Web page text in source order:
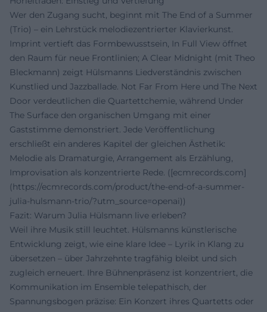
Wer den Zugang sucht, beginnt mit The End of a Summer
(Trio) – ein Lehrstück melodiezentrierter Klavierkunst.
Imprint vertieft das Formbewusstsein, In Full View öffnet
den Raum für neue Frontlinien; A Clear Midnight (mit Theo
Bleckmann) zeigt Hülsmanns Liedverständnis zwischen
Kunstlied und Jazzballade. Not Far From Here und The Next
Door verdeutlichen die Quartettchemie, während Under
The Surface den organischen Umgang mit einer
Gaststimme demonstriert. Jede Veröffentlichung
erschließt ein anderes Kapitel der gleichen Ästhetik:
Melodie als Dramaturgie, Arrangement als Erzählung,
Improvisation als konzentrierte Rede. ([ecmrecords.com]
(https://ecmrecords.com/product/the-end-of-a-summer-
julia-hulsmann-trio/?utm_source=openai))
Fazit: Warum Julia Hülsmann live erleben?
Weil ihre Musik still leuchtet. Hülsmanns künstlerische
Entwicklung zeigt, wie eine klare Idee – Lyrik in Klang zu
übersetzen – über Jahrzehnte tragfähig bleibt und sich
zugleich erneuert. Ihre Bühnenpräsenz ist konzentriert, die
Kommunikation im Ensemble telepathisch, der
Spannungsbogen präzise: Ein Konzert ihres Quartetts oder